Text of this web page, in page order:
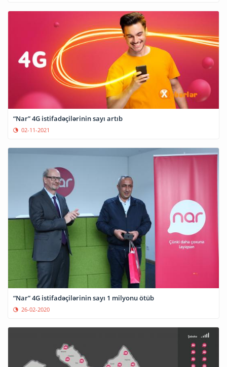
“Nar” 4G istifadəçilərinin sayı artıb
02-11-2021
“Nar” 4G istifadəçilərinin sayı 1 milyonu ötüb
26-02-2020